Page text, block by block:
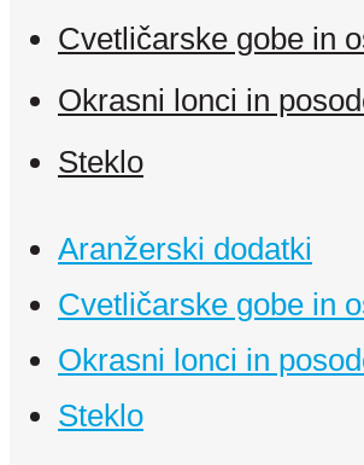
Cvetličarske gobe in
Okrasni lonci in
Steklo
Aranžerski dodatki
Cvetličarske gobe in
Okrasni lonci in
Steklo